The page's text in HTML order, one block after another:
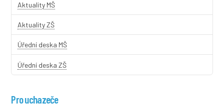
Aktuality MŠ
Aktuality ZŠ
Úřední deska MŠ
Úřední deska ZŠ
Pro uchazeče